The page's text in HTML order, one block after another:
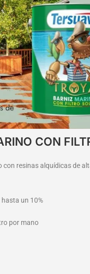
CON
resinas alquídicas de
un 10%
por mano